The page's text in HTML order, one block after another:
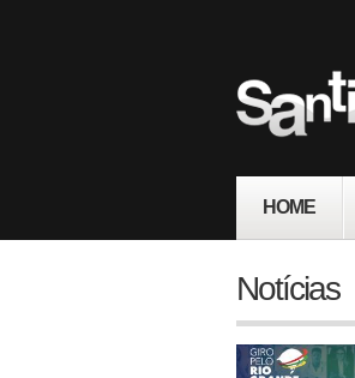
HOME
Notícias